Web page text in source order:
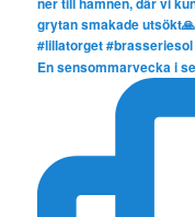
En sensommarvecka i